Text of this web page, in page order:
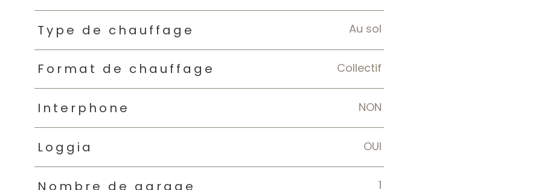
Type de chauffage Au sol
Format de chauffage Collectif
Interphone NON
Loggia OUI
Nombre de garage 1